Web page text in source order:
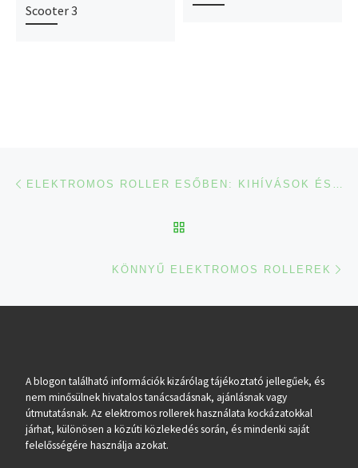
Scooter 3
Navigálás a bejegyzések között
KÖNNYŰ ELEKTROMOS ROLLEREK
A blogon található információk kizárólag tájékoztató jellegűek, és
nem minősülnek hivatalos tanácsadásnak, ajánlásnak vagy
útmutatásnak. Az elektromos rollerek használata kockázatokkal
járhat, különösen a közúti közlekedés során, és mindenki saját
felelősségére használja azokat.